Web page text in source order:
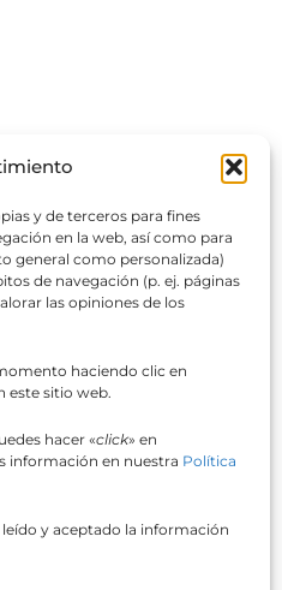
y de terceros para fines
en la web, así como para
general como personalizada)
de navegación (p. ej. páginas
las opiniones de los
haciendo clic en
este sitio web.
hacer «click» en
información en nuestra Política
y aceptado la información